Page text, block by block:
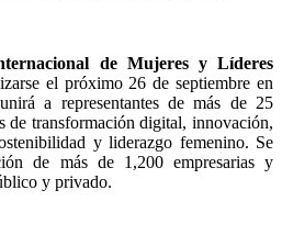
de Mujeres y Líderes
el próximo 26 de septiembre en
a representantes de más de 25
de transformación digital, innovación,
y liderazgo femenino. Se
de más de 1,200 empresarias y
y privado.